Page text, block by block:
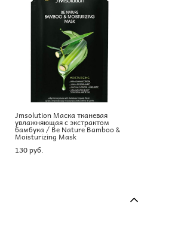
Jmsolution Маска тканевая
увлажняющая с экстрактом
бамбука / Be Nature Bamboo &
Moisturizing Mask
130 pуб.